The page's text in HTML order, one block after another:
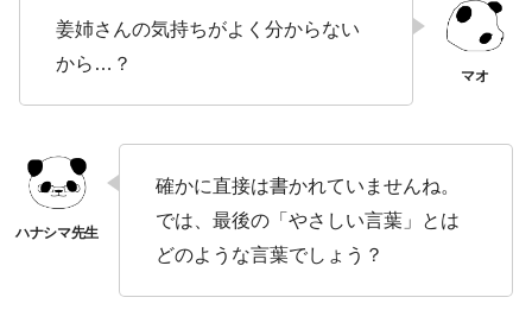
姜姉さんの気持ちがよく分からない
から…？
確かに直接は書かれていませんね。
では、最後の「やさしい言葉」とは
どのような言葉でしょう？